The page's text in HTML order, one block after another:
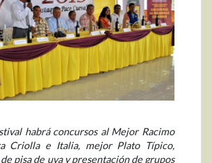
habrá concursos al Mejor Racimo
Criolla e Italia, mejor Plato Típico,
pisa de uva y presentación de grupos